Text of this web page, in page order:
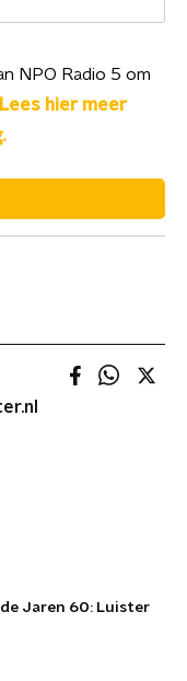
NPO Radio 5 om
Lees hier meer
Jaren 60: Luister